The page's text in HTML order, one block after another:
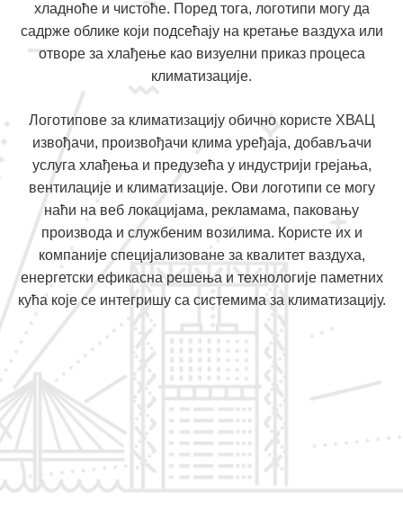
хладноће и чистоће. Поред тога, логотипи могу да
садрже облике који подсећају на кретање ваздуха или
отворе за хлађење као визуелни приказ процеса
климатизације.
Логотипове за климатизацију обично користе ХВАЦ
извођачи, произвођачи клима уређаја, добављачи
услуга хлађења и предузећа у индустрији грејања,
вентилације и климатизације. Ови логотипи се могу
наћи на веб локацијама, рекламама, паковању
производа и службеним возилима. Користе их и
компаније специјализоване за квалитет ваздуха,
енергетски ефикасна решења и технологије паметних
кућа које се интегришу са системима за климатизацију.